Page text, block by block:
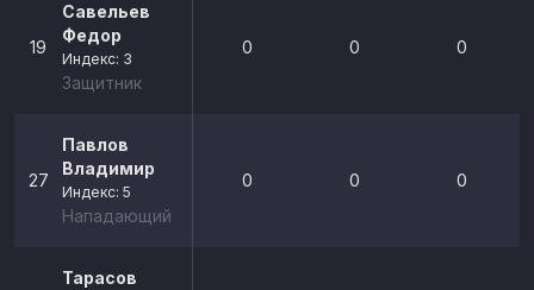
19
Савельев
Федор
Индекс: 3
Защитник
0 0 0
27
Павлов
Владимир
Индекс: 5
Нападающий
0 0 0
Тарасов